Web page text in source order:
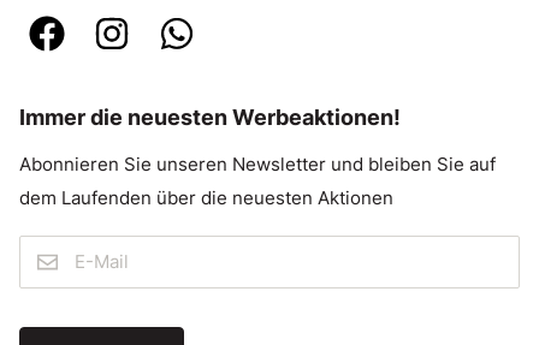
Immer die neuesten Werbeaktionen!
Abonnieren Sie unseren Newsletter und bleiben Sie auf
dem Laufenden über die neuesten Aktionen